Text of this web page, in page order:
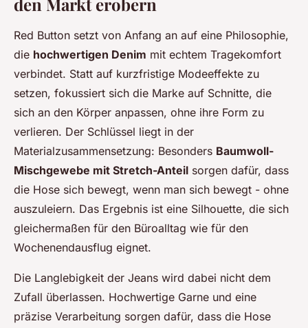
Red Button setzt von Anfang an auf eine Philosophie,
die hochwertigen Denim mit echtem Tragekomfort
verbindet. Statt auf kurzfristige Modeeffekte zu
setzen, fokussiert sich die Marke auf Schnitte, die
sich an den Körper anpassen, ohne ihre Form zu
verlieren. Der Schlüssel liegt in der
Materialzusammensetzung: Besonders Baumwoll-
Mischgewebe mit Stretch-Anteil sorgen dafür, dass
die Hose sich bewegt, wenn man sich bewegt - ohne
auszuleiern. Das Ergebnis ist eine Silhouette, die sich
gleichermaßen für den Büroalltag wie für den
Wochenendausflug eignet.
Die Langlebigkeit der Jeans wird dabei nicht dem
Zufall überlassen. Hochwertige Garne und eine
präzise Verarbeitung sorgen dafür, dass die Hose